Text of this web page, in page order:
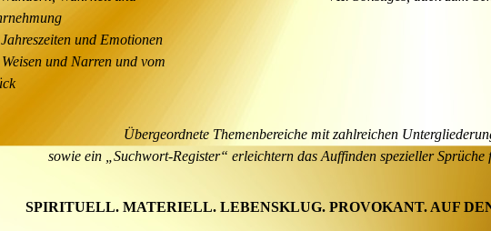
und Emotionen
Weisen und Narren und vom
Übergeordnete Themenbereiche mit zahlreichen
sowie ein „Suchwort-Register“ erleichtern das Auffinden spezieller Sprüche
SPIRITUELL. MATERIELL. LEBENSKLUG. PROVOKANT. AUF